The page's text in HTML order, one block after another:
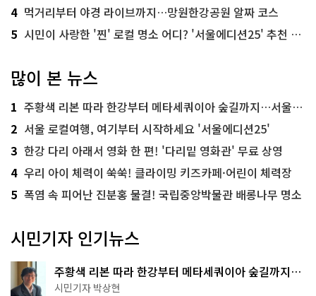
4 먹거리부터 야경 라이브까지…망원한강공원 알짜 코스
5 시민이 사랑한 '찐' 로컬 명소 어디? '서울에디션25' 추천 코스
많이 본 뉴스
1 주황색 리본 따라 한강부터 메타세쿼이아 숲길까지…서울둘레길 15코스
2 서울 로컬여행, 여기부터 시작하세요 '서울에디션25'
3 한강 다리 아래서 영화 한 편! '다리밑 영화관' 무료 상영
4 우리 아이 체력이 쑥쑥! 클라이밍 키즈카페·어린이 체력장
5 폭염 속 피어난 진분홍 물결! 국립중앙박물관 배롱나무 명소
시민기자 인기뉴스
주황색 리본 따라 한강부터 메타세쿼이아 숲길까지…
서울둘레길 15코스
시민기자 박상현